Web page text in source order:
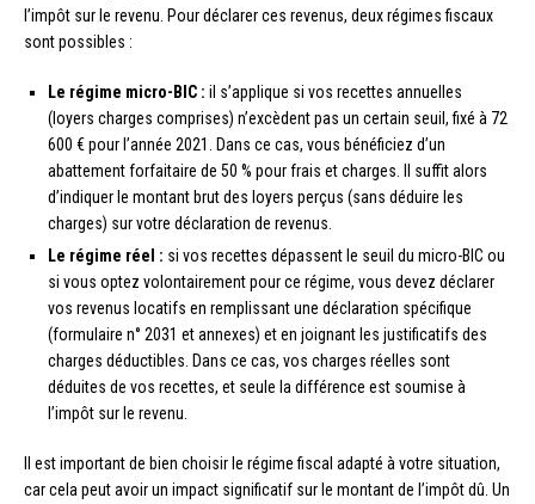
l’impôt sur le revenu. Pour déclarer ces revenus, deux régimes fiscaux
sont possibles :
Le régime micro-BIC : il s’applique si vos recettes annuelles
(loyers charges comprises) n’excèdent pas un certain seuil, fixé à 72
600 € pour l’année 2021. Dans ce cas, vous bénéficiez d’un
abattement forfaitaire de 50 % pour frais et charges. Il suffit alors
d’indiquer le montant brut des loyers perçus (sans déduire les
charges) sur votre déclaration de revenus.
Le régime réel : si vos recettes dépassent le seuil du micro-BIC ou
si vous optez volontairement pour ce régime, vous devez déclarer
vos revenus locatifs en remplissant une déclaration spécifique
(formulaire n° 2031 et annexes) et en joignant les justificatifs des
charges déductibles. Dans ce cas, vos charges réelles sont
déduites de vos recettes, et seule la différence est soumise à
l’impôt sur le revenu.
Il est important de bien choisir le régime fiscal adapté à votre situation,
car cela peut avoir un impact significatif sur le montant de l’impôt dû. Un